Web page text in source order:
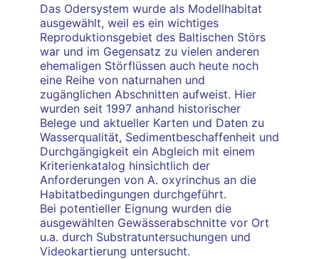
Das Odersystem wurde als Modellhabitat
ausgewählt, weil es ein wichtiges
Reproduktionsgebiet des Baltischen Störs
war und im Gegensatz zu vielen anderen
ehemaligen Störflüssen auch heute noch
eine Reihe von naturnahen und
zugänglichen Abschnitten aufweist. Hier
wurden seit 1997 anhand historischer
Belege und aktueller Karten und Daten zu
Wasserqualität, Sedimentbeschaffenheit und
Durchgängigkeit ein Abgleich mit einem
Kriterienkatalog hinsichtlich der
Anforderungen von A. oxyrinchus an die
Habitatbedingungen durchgeführt.
Bei potentieller Eignung wurden die
ausgewählten Gewässerabschnitte vor Ort
u.a. durch Substratuntersuchungen und
Videokartierung untersucht.